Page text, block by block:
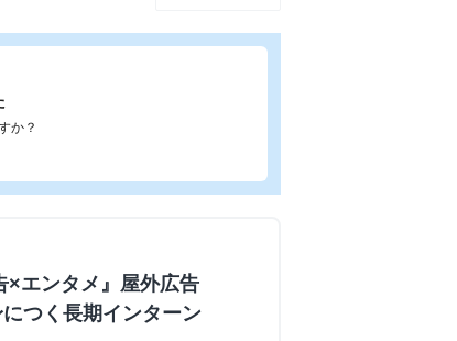
か？
×エンタメ』屋外広告
につく長期インターン